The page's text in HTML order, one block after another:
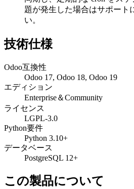
題が発生した場合はサポート
い。
技術仕様
Odoo互換性
Odoo 17, Odoo 18, Odoo 19
エディション
Enterprise＆Community
ライセンス
LGPL-3.0
Python要件
Python 3.10+
データベース
PostgreSQL 12+
この製品について